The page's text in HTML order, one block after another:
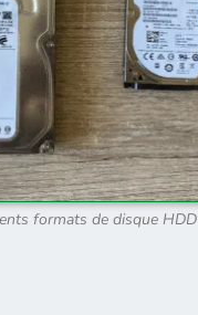
formats de disque HDD